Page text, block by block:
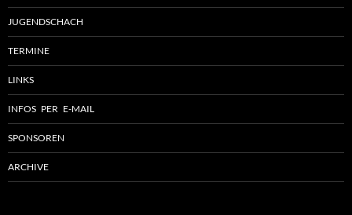
JUGENDSCHACH
TERMINE
LINKS
INFOS PER E-MAIL
SPONSOREN
ARCHIVE